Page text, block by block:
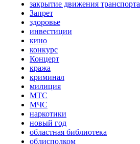
закрытие движения транспорта
Запрет
здоровье
инвестиции
кино
конкурс
Концерт
кража
криминал
милиция
МТС
МЧС
наркотики
новый год
областная библиотека
облисполком